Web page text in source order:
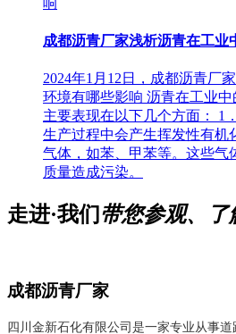
成都沥青厂家浅析沥青在工业
2024年1月12日，成都沥青厂
环境有哪些影响 沥青在工业
主要表现在以下几个方面： 1
生产过程中会产生挥发性有机
气体，如苯、甲苯等。这些气
质量造成污染。
走进·我们 带您参观、
成都沥青厂家
四川金新石化有限公司是一家专业从事